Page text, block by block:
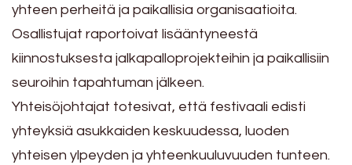
yhteen perheitä ja paikallisia organisaatioita.
Osallistujat raportoivat lisääntyneestä
kiinnostuksesta jalkapalloprojekteihin ja paikallisiin
seuroihin tapahtuman jälkeen.
Yhteisöjohtajat totesivat, että festivaali edisti
yhteyksiä asukkaiden keskuudessa, luoden
yhteisen ylpeyden ja yhteenkuuluvuuden tunteen.